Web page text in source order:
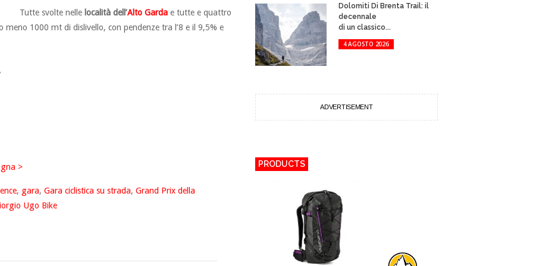
Tutte svolte nelle località dell’Alto Garda e tutte e quattro
1000 mt di dislivello, con pendenze tra l’8 e il 9,5% e
>
, gara, Gara ciclistica su strada, Grand Prix della
Ugo Bike
Dolomiti Di Brenta Trail: il
decennale
di un classico...
4 AGOSTO 2026
ADVERTISEMENT
PRODUCTS